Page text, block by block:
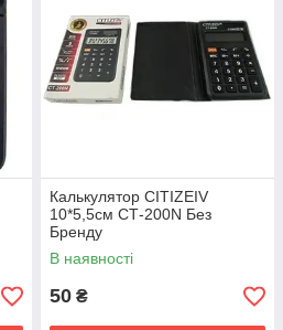
Калькулятор CITIZEIV
10*5,5см СТ-200N Без
Бренду
В наявності
50 ₴